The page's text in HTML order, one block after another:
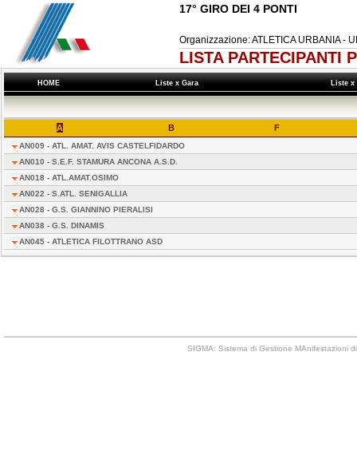
17° GIRO DEI 4 PONTI
Organizzazione: ATLETICA URBANIA -
LISTA PARTECIPANTI
HOME Liste x Gara Liste x
A B F
AN009 - ATL. AMAT. AVIS CASTELFIDARDO
AN010 - S.E.F. STAMURA ANCONA A.S.D.
AN018 - ATL.AMAT.OSIMO
AN022 - S.ATL. SENIGALLIA
AN028 - G.S. GIANNINO PIERALISI
AN038 - G.S. DINAMIS
AN045 - ATLETICA FILOTTRANO ASD
SIGMA: Sistema di Gestione MAnifestazioni